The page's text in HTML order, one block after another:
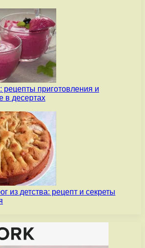
рецепты приготовления и
в десертах
из детства: рецепт и секреты